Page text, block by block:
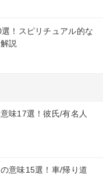
！スピリチュアル的な
説
味17選！彼氏/有名人
意味15選！車/帰り道